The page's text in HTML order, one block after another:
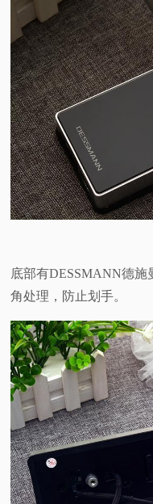
底部有DESSMANN德施
角处理，防止划手。